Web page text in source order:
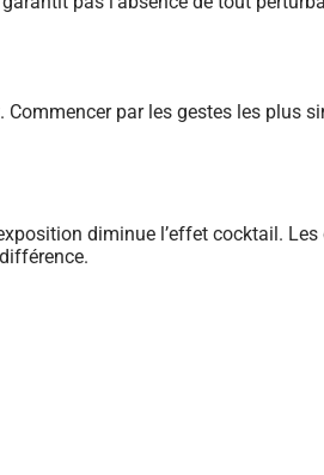
par les gestes les plus
diminue l’effet cocktail. Les